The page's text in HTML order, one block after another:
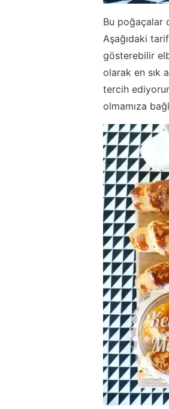
Bu poğaçalar
Aşağıdaki
gösterebilir
olarak en sık
tercih
olmamıza